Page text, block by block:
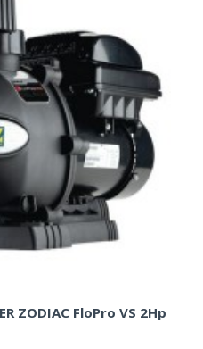
ZODIAC FloPro VS 2Hp